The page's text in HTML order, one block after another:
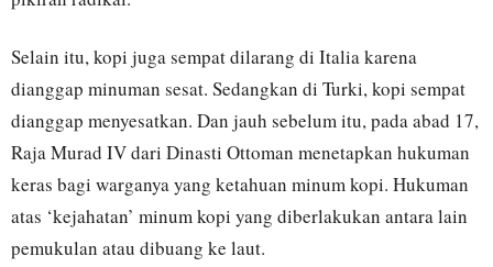
Selain itu, kopi juga sempat dilarang di Italia karena
dianggap minuman sesat. Sedangkan di Turki, kopi sempat
dianggap menyesatkan. Dan jauh sebelum itu, pada abad 17,
Raja Murad IV dari Dinasti Ottoman menetapkan hukuman
keras bagi warganya yang ketahuan minum kopi. Hukuman
atas ‘kejahatan’ minum kopi yang diberlakukan antara lain
pemukulan atau dibuang ke laut.